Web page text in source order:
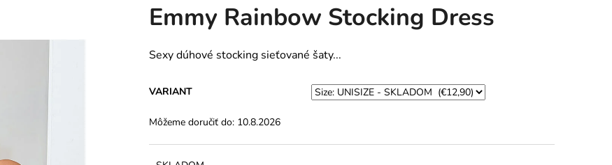
produktu
je
z
5
Emmy Rainbow Stocking Dress
Sexy dúhové stocking sieťované šaty...
VARIANT
Môžeme doručiť do: 10.8.2026
HĽADAŤ